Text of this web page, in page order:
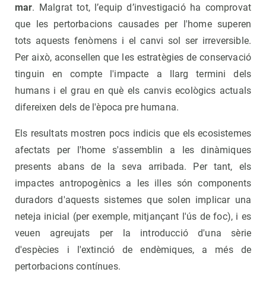
mar. Malgrat tot, l’equip d’investigació ha comprovat
que les pertorbacions causades per l'home superen
tots aquests fenòmens i el canvi sol ser irreversible.
Per això, aconsellen que les estratègies de conservació
tinguin en compte l'impacte a llarg termini dels
humans i el grau en què els canvis ecològics actuals
difereixen dels de l'època pre humana.
Els resultats mostren pocs indicis que els ecosistemes
afectats per l'home s'assemblin a les dinàmiques
presents abans de la seva arribada. Per tant, els
impactes antropogènics a les illes són components
duradors d'aquests sistemes que solen implicar una
neteja inicial (per exemple, mitjançant l'ús de foc), i es
veuen agreujats per la introducció d'una sèrie
d'espècies i l'extinció de endèmiques, a més de
pertorbacions contínues.